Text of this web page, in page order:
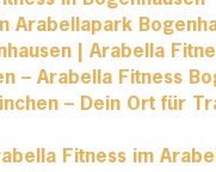
Arabellapark
| Arabella
– Arabella Fitness
– Dein Ort für
Fitness im